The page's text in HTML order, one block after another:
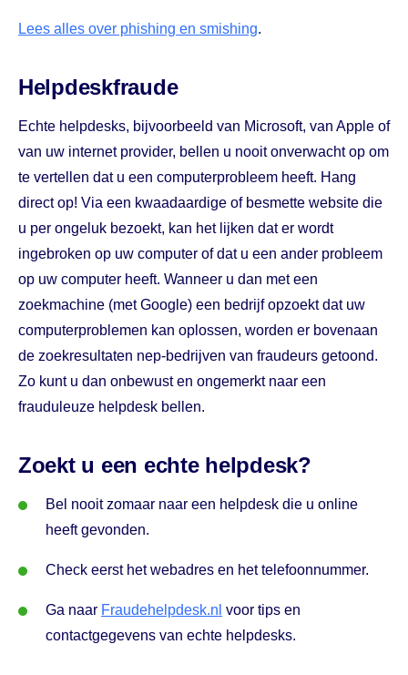
Lees alles over phishing en smishing.
Helpdeskfraude
Echte helpdesks, bijvoorbeeld van Microsoft, van Apple of
van uw internet provider, bellen u nooit onverwacht op om
te vertellen dat u een computerprobleem heeft. Hang
direct op! Via een kwaadaardige of besmette website die
u per ongeluk bezoekt, kan het lijken dat er wordt
ingebroken op uw computer of dat u een ander probleem
op uw computer heeft. Wanneer u dan met een
zoekmachine (met Google) een bedrijf opzoekt dat uw
computerproblemen kan oplossen, worden er bovenaan
de zoekresultaten nep-bedrijven van fraudeurs getoond.
Zo kunt u dan onbewust en ongemerkt naar een
frauduleuze helpdesk bellen.
Zoekt u een echte helpdesk?
Bel nooit zomaar naar een helpdesk die u online
heeft gevonden.
Check eerst het webadres en het telefoonnummer.
Ga naar Fraudehelpdesk.nl voor tips en
contactgegevens van echte helpdesks.